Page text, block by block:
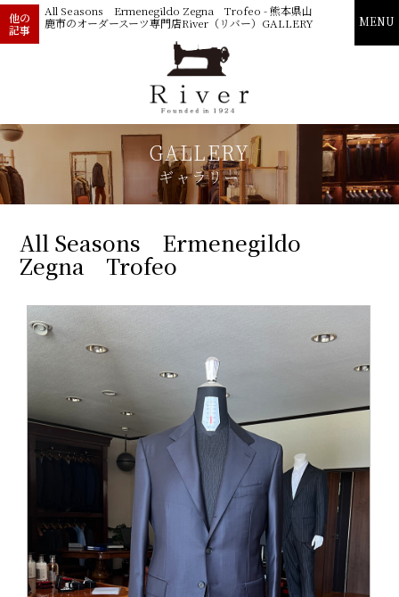
MENU
All Seasons Ermenegildo Zegna Trofeo - 熊本県山
鹿市のオーダースーツ専門店River（リバー）GALLERY
他の
記事
GALLERY
ギャラリー
All Seasons Ermenegildo
Zegna Trofeo